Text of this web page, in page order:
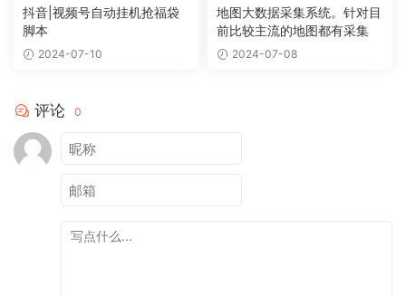
抖音|视频号自动挂机抢福袋
脚本
2024-07-10
地图大数据采集系统。针对目
前比较主流的地图都有采集
2024-07-08
评论 0